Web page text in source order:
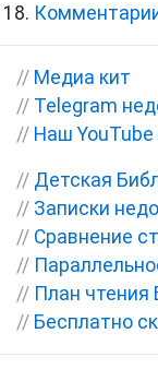
// Медиа кит
// Telegram
// Наш YouTube
// Детская
// Записки
// Сравнение
//
// План чтения
// Бесплатно